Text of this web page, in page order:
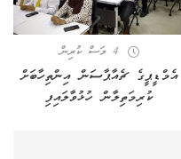
4 މަސް ކުރިން
އެމްޑީޕީގެ ޗެއާޕާސަން އިންތިހާބަށް
ކުރިމަތިލާން ހުޅުވާލައިފި